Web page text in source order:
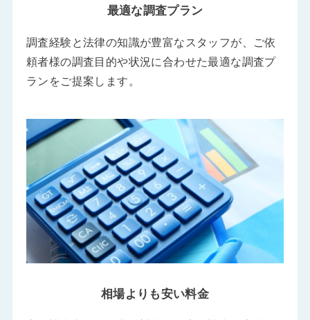
最適な調査プラン
調査経験と法律の知識が豊富なスタッフが、ご依
頼者様の調査目的や状況に合わせた最適な調査プ
ランをご提案します。
相場よりも安い料金